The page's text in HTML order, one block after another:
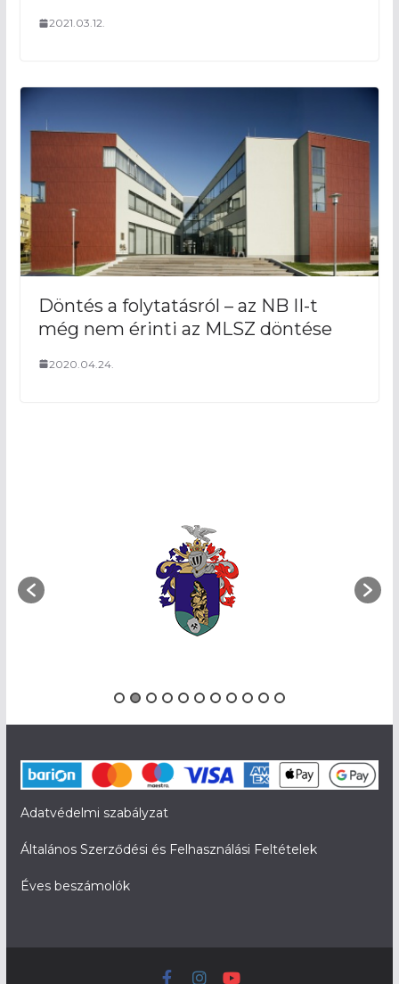
2021.03.12.
Döntés a folytatásról – az NB II-t
még nem érinti az MLSZ döntése
2020.04.24.
Adatvédelmi szabályzat
Általános Szerződési és Felhasználási Feltételek
Éves beszámolók